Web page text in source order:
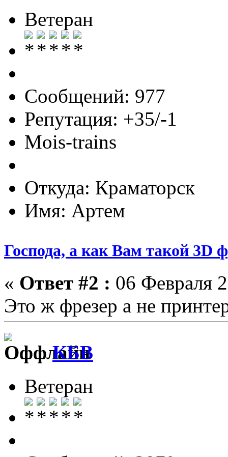
Ветеран
Сообщений: 977
Репутация: +35/-1
Mois-trains
Откуда: Краматорск
Имя: Артем
Господа, а как Вам такой 3D
« Ответ #2 : 06 Февраля
Это ж фрезер а не
КБВ
Ветеран